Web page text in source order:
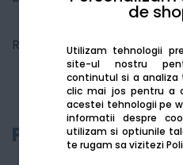
de
Utilizam tehnologii
site-ul nostru
continutul si a analiza
clic mai jos pentru a
acestei tehnologii pe
informatii despre
utilizam si optiunile
te rugam sa vizitezi
Recenzii
Produse